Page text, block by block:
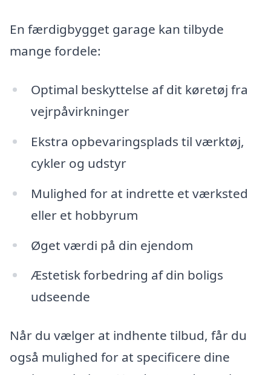
En færdigbygget garage kan tilbyde
mange fordele:
Optimal beskyttelse af dit køretøj fra
vejrpåvirkninger
Ekstra opbevaringsplads til værktøj,
cykler og udstyr
Mulighed for at indrette et værksted
eller et hobbyrum
Øget værdi på din ejendom
Æstetisk forbedring af din boligs
udseende
Når du vælger at indhente tilbud, får du
også mulighed for at specificere dine